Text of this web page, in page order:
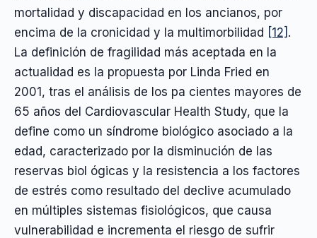
mortalidad y discapacidad en los ancianos, por
encima de la cronicidad y la multimorbilidad [12] .
La definición de fragilidad más aceptada en la
actualidad es la propuesta por Linda Fried en
2001, tras el análisis de los pa cientes mayores de
65 años del Cardiovascular Health Study, que la
define como un síndrome biológico asociado a la
edad, caracterizado por la disminución de las
reservas biol ógicas y la resistencia a los factores
de estrés como resultado del declive acumulado
en múltiples sistemas fisiológicos, que causa
vulnerabilidad e incrementa el riesgo de sufrir